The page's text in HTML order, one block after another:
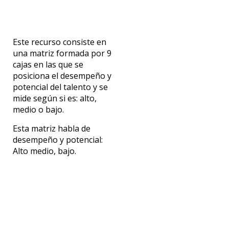
Este recurso consiste en
una matriz formada por 9
cajas en las que se
posiciona el desempeño y
potencial del talento y se
mide según si es: alto,
medio o bajo.
Esta matriz habla de
desempeño y potencial:
Alto medio, bajo.